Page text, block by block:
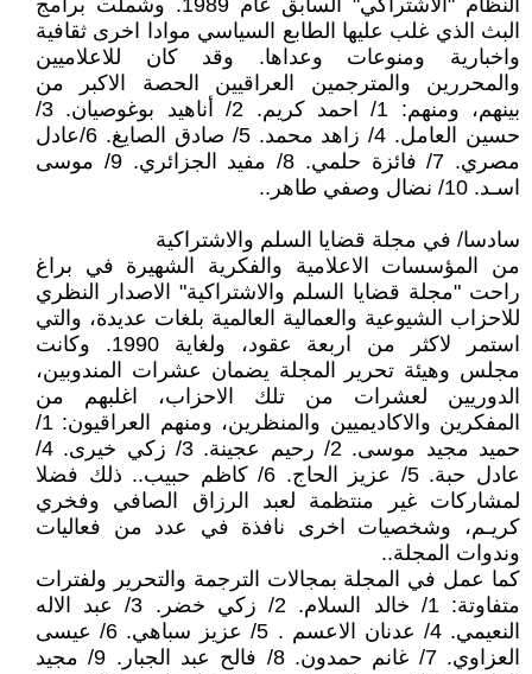
النظام "الاشتراكي" السابق عام 1989. وشملت برامج
البث الذي غلب عليها الطابع السياسي موادا اخرى ثقافية
واخبارية ومنوعات وعداها. وقد كان للاعلاميين
والمحررين والمترجمين العراقيين الحصة الاكبر من
بينهم، ومنهم: 1/ احمد كريم. 2/ أناهيد بوغوصيان. 3/
حسين العامل. 4/ زاهد محمد. 5/ صادق الصايغ. 6/عادل
مصري. 7/ فائزة حلمي. 8/ مفيد الجزائري. 9/ موسى
اسـد. 10/ نضال وصفي طاهر..
سادسا/ في مجلة قضايا السلم والاشتراكية
من المؤسسات الاعلامية والفكرية الشهيرة في براغ
راحت "مجلة قضايا السلم والاشتراكية" الاصدار النظري
للاحزاب الشيوعية والعمالية العالمية بلغات عديدة، والتي
استمر لاكثر من اربعة عقود، ولغاية 1990. وكانت
مجلس وهيئة تحرير المجلة يضمان عشرات المندوبين،
الدوريين لعشرات من تلك الاحزاب، اغلبهم من
المفكرين والاكاديميين والمنظرين، ومنهم العراقيون: 1/
حميد مجيد موسى. 2/ رحيم عجينة. 3/ زكي خيرى. 4/
عادل حبة. 5/ عزيز الحاج. 6/ كاظم حبيب.. ذلك فضلا
لمشاركات غير منتظمة لعبد الرزاق الصافي وفخري
كريـم، وشخصيات اخرى نافذة في عدد من فعاليات
وندوات المجلة..
كما عمل في المجلة بمجالات الترجمة والتحرير ولفترات
متفاوتة: 1/ خالد السلام. 2/ زكي خضر. 3/ عبد الاله
النعيمي. 4/ عدنان الاعسم . 5/ عزيز سباهي. 6/ عيسى
العزاوي. 7/ غانم حمدون. 8/ فالح عبد الجبار. 9/ مجيد